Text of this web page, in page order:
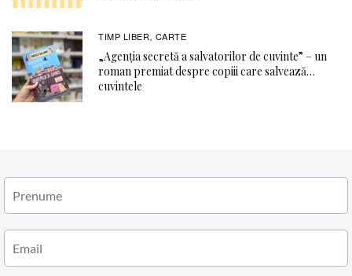
TIMP LIBER , CARTE
„Agenția secretă a salvatorilor de cuvinte” – un
roman premiat despre copiii care salvează…
cuvintele